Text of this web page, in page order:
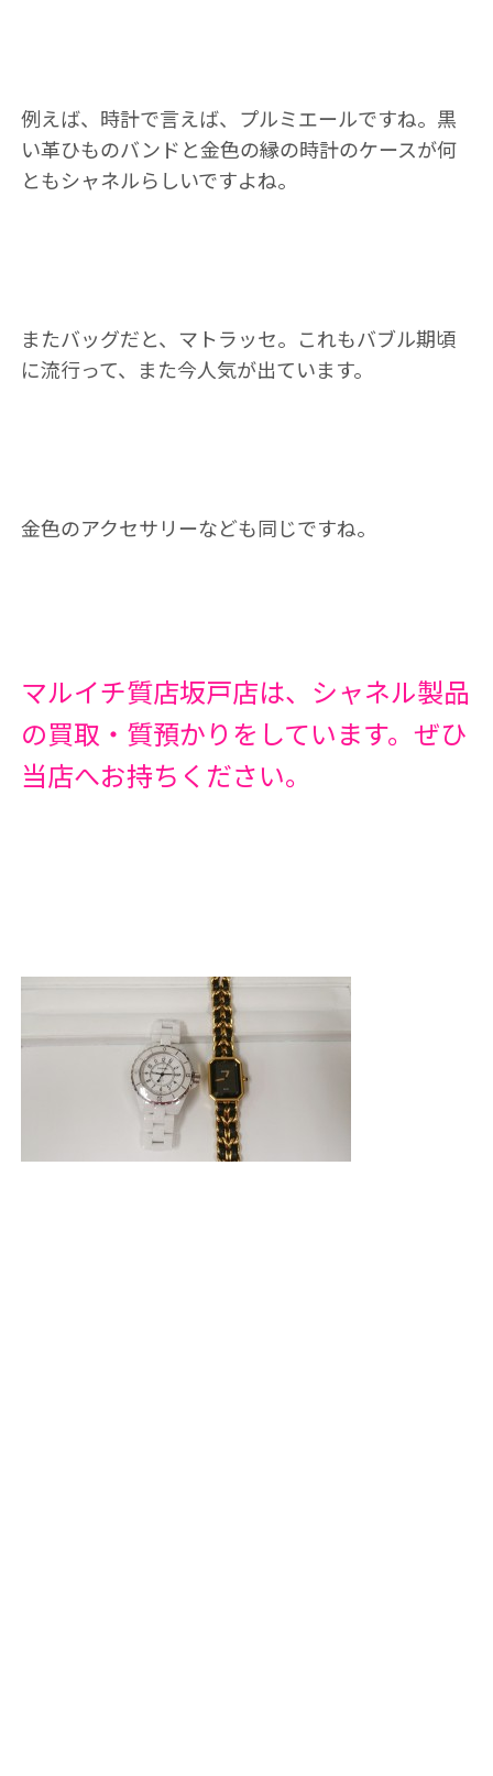
例えば、時計で言えば、プルミエールですね。黒
い革ひものバンドと金色の縁の時計のケースが何
ともシャネルらしいですよね。
またバッグだと、マトラッセ。これもバブル期頃
に流行って、また今人気が出ています。
金色のアクセサリーなども同じですね。
マルイチ質店坂戸店は、シャネル製品
の買取・質預かりをしています。ぜひ
当店へお持ちください。